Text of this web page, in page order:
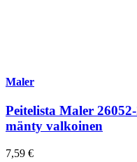
Maler
Peitelista Maler
mänty valkoinen
7,59 €